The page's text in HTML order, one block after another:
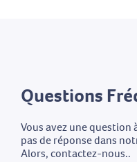
Questions
Vous avez une
pas de réponse dans
Alors, contactez-nous..